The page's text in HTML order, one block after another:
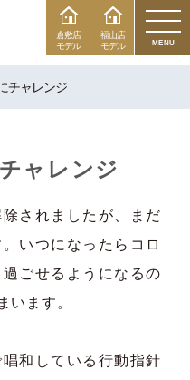
福山店
モデル
倉敷店
モデル
MENU
チャレンジ
ャレンジ
されましたが、まだ
いつになったらコロ
ごせるようになるの
います。
和している行動指針